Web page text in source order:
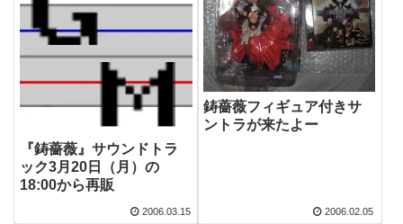
『鋳薔薇』サウンドトラ
ック3月20日（月）の
18:00から再販
2006.03.15
鋳薔薇フィギュア付きサ
ントラが来たよー
2006.02.05